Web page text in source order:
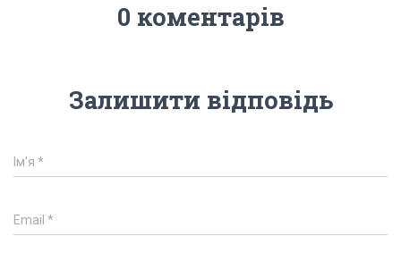
0 коментарів
Залишити відповідь
Ім'я *
Email *